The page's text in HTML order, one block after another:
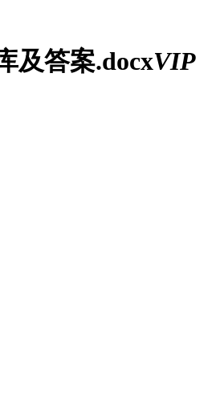
及答案.docxVIP